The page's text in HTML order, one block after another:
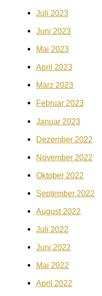
Juli 2023
Juni 2023
Mai 2023
April 2023
März 2023
Februar 2023
Januar 2023
Dezember 2022
November 2022
Oktober 2022
September 2022
August 2022
Juli 2022
Juni 2022
Mai 2022
April 2022